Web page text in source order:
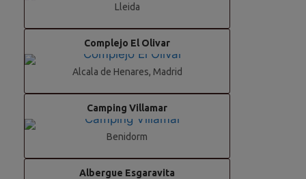
Lleida
Complejo El Olivar
Alcala de Henares, Madrid
Camping Villamar
Benidorm
Albergue Esgaravita